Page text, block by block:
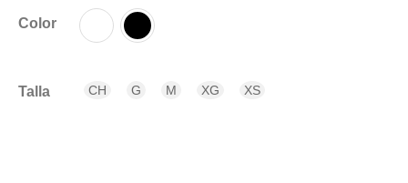
Color
Talla CH G M XG XS